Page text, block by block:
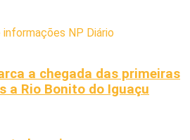
NP Diário
a chegada das primeiras
a Rio Bonito do Iguaçu